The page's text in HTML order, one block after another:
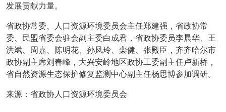
发展贡献力量。
省政协常委、人口资源环境委员会主任郑建强，省政协常
委、民盟省委会驻会副主委白成君，省政协委员李晨华、王
洪斌、周嘉、陈明花、孙凤玲、栾健、张殿臣，齐齐哈尔市
政协副主席刘春峰，大兴安岭地区政协工委副主任卢新桥，
省自然资源生态保护修复监测中心副主任杨思博参加调研。
来源：省政协人口资源环境委员会